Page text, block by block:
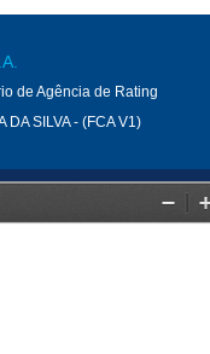
de Agência de Rating
DA SILVA - (FCA V1)